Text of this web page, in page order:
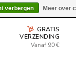
Wij leveren tot aan
GRATIS
VERZENDING
Vanaf 90 €
verbergen Meer over